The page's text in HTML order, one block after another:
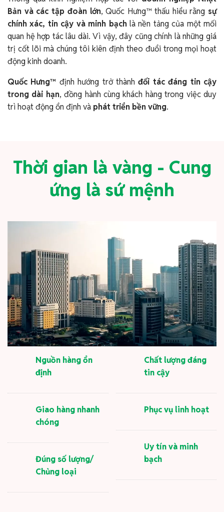
Bản và các tập đoàn lớn, Quốc Hưng™ thấu hiểu rằng sự
chính xác, tin cậy và minh bạch là nền tảng của một mối
quan hệ hợp tác lâu dài. Vì vậy, đây cũng chính là những giá
trị cốt lõi mà chúng tôi kiên định theo đuổi trong mọi hoạt
động kinh doanh.
Quốc Hưng™ định hướng trở thànhđối tác đáng tin cậy
trong dài hạn, đồng hành cùng khách hàng trong việc duy
trì hoạt động ổn định và phát triển bền vững.
Thời gian là vàng - Cung
ứng là sứ mệnh
Nguồn hàng ổn
định
Giao hàng nhanh
chóng
Đúng số lượng/
Chủng loại
Chất lượng đáng
tin cậy
Phục vụ linh hoạt
Uy tín và minh
bạch